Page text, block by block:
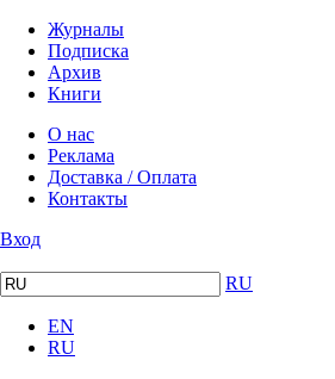
Журналы
Подписка
Архив
Книги
О нас
Реклама
Доставка / Оплата
Контакты
Вход
RU
EN
RU